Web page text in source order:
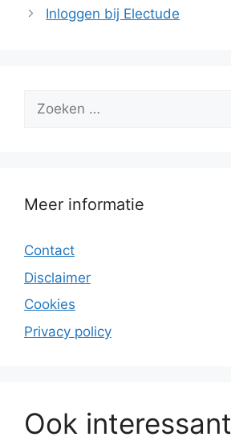
Inloggen bij Electude
Zoek
Meer informatie
Contact
Disclaimer
Cookies
Privacy policy
Ook interessant